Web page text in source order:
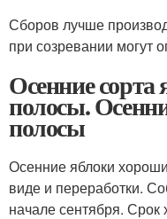
Сборов лучше
при созревании могут
Осенние сорта
полосы.
полосы
Осенние яблоки
виде и переработки.
начале сентября.